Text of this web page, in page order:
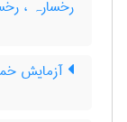
رخسارہ ،
آزمایش